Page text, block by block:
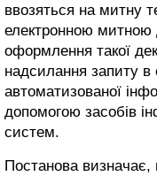
ввозяться на митну
електронною митною
оформлення такої
надсилання запиту в
автоматизованої
допомогою засобів
систем.
Постанова